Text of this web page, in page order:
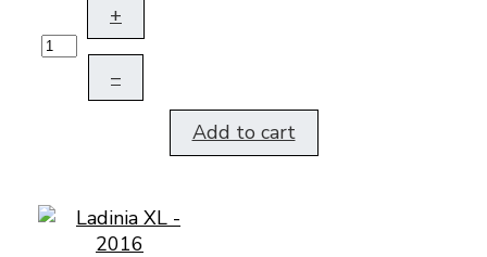
+
–
Add to cart